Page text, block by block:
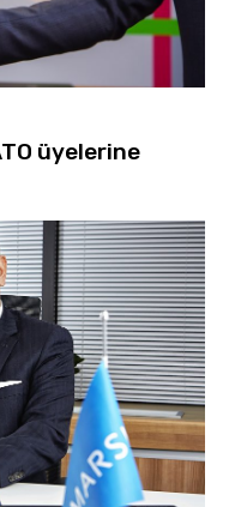
üyelerine